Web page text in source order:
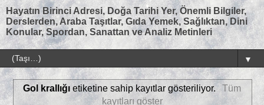
Hayatın Birinci Adresi, Doğa Tarihi Yer, Önemli Bilgiler,
Derslerden, Araba Taşıtlar, Gıda Yemek, Sağlıktan, Dini
Konular, Spordan, Sanattan ve Analiz Metinleri
▼
Gol krallığı etiketine sahip kayıtlar gösteriliyor. Tüm
kayıtları göster